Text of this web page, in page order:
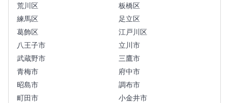
荒川区
板橋区
練馬区
足立区
葛飾区
江戸川区
八王子市
立川市
武蔵野市
三鷹市
青梅市
府中市
昭島市
調布市
町田市
小金井市